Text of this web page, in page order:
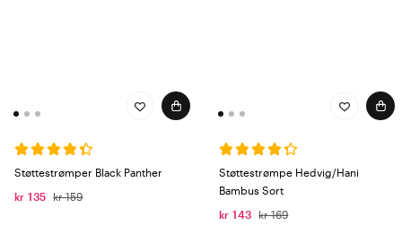
Støttestrømper Black Panther
kr 135
kr 159
Støttestrømpe Hedvig/Hani
Bambus Sort
kr 143
kr 169